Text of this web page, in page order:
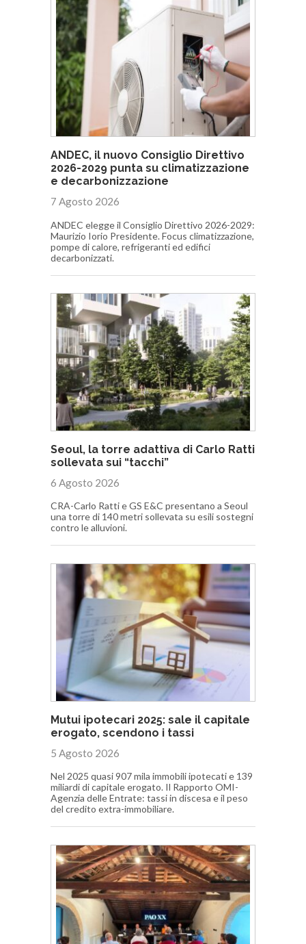
ANDEC, il nuovo Consiglio Direttivo
2026-2029 punta su climatizzazione
e decarbonizzazione
7 Agosto 2026
ANDEC elegge il Consiglio Direttivo 2026-2029:
Maurizio Iorio Presidente. Focus climatizzazione,
pompe di calore, refrigeranti ed edifici
decarbonizzati.
Seoul, la torre adattiva di Carlo Ratti
sollevata sui “tacchi”
6 Agosto 2026
CRA-Carlo Ratti e GS E&C presentano a Seoul
una torre di 140 metri sollevata su esili sostegni
contro le alluvioni.
Mutui ipotecari 2025: sale il capitale
erogato, scendono i tassi
5 Agosto 2026
Nel 2025 quasi 907 mila immobili ipotecati e 139
miliardi di capitale erogato. Il Rapporto OMI-
Agenzia delle Entrate: tassi in discesa e il peso
del credito extra-immobiliare.